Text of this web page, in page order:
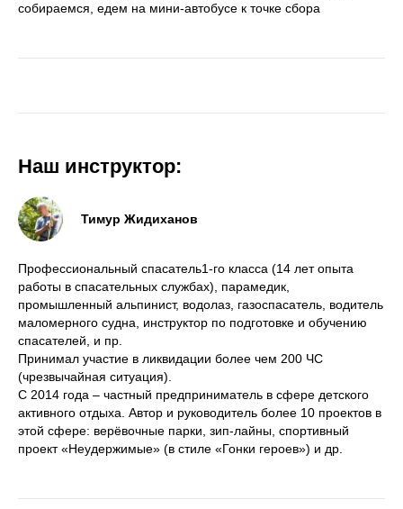
собираемся, едем на мини-автобусе к точке сбора
Наш инструктор:
Тимур Жидиханов
Профессиональный спасатель1-го класса (14 лет опыта
работы в спасательных службах), парамедик,
промышленный альпинист, водолаз, газоспасатель, водитель
маломерного судна, инструктор по подготовке и обучению
спасателей, и пр.
Принимал участие в ликвидации более чем 200 ЧС
(чрезвычайная ситуация).
С 2014 года – частный предприниматель в сфере детского
активного отдыха. Автор и руководитель более 10 проектов в
этой сфере: верёвочные парки, зип-лайны, спортивный
проект «Неудержимые» (в стиле «Гонки героев») и др.